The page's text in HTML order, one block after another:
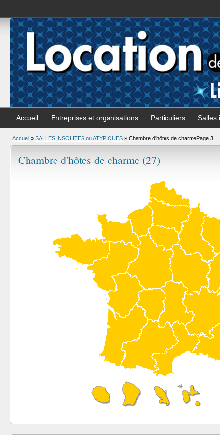
Accueil Entreprises et organisations Particuliers Salles
Accueil » SALLES INSOLITES ou ATYPIQUES » Chambre d'hôtes de charmePage 3
Chambre d'hôtes de charme (27)